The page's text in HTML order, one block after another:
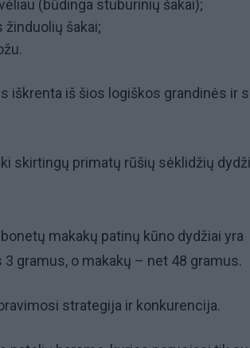
(būdinga stuburinių šakai);
žinduolių šakai;
iškrenta iš šios logiškos grandinės ir
skirtingų primatų rūšių sėklidžių
makakų patinų kūno dydžiai yra
gramus, o makakų – net 48 gramus.
strategija ir konkurencija.